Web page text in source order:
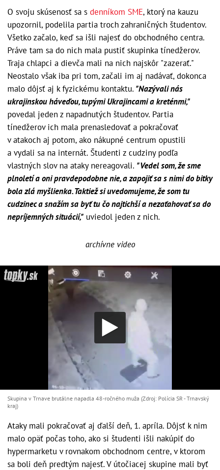
O svoju skúsenosť sa s denníkom SME, ktorý na kauzu
upozornil, podelila partia troch zahraničných študentov.
Všetko začalo, keď sa išli najesť do obchodného centra.
Práve tam sa do nich mala pustiť skupinka tínedžerov.
Traja chlapci a dievča mali na nich najskôr "zazerať."
Neostalo však iba pri tom, začali im aj nadávať, dokonca
malo dôjsť aj k fyzickému kontaktu. "Nazývali nás
ukrajinskou háveďou, tupými Ukrajincami a kreténmi,"
povedal jeden z napadnutých študentov. Partia
tínedžerov ich mala prenasledovať a pokračovať
v atakoch aj potom, ako nákupné centrum opustili
a vydali sa na internát. Študenti z cudziny podľa
vlastných slov na ataky nereagovali. "Vedel som, že sme
plnoletí a oni pravdepodobne nie, a zapojiť sa s nimi do bitky
bola zlá myšlienka. Taktiež si uvedomujeme, že som tu
cudzinec a snažím sa byť tu čo najtichší a nezaťahovať sa do
nepríjemných situácií," uviedol jeden z nich.
archívne video
Skupina v Trnave brutálne napadla 48-ročného muža (Zdroj: Polícia SR - Trnavský
kraj)
Ataky mali pokračovať aj ďalší deň, 1. apríla. Dôjsť k nim
malo opäť počas toho, ako si študenti išli nakúpiť do
hypermarketu v rovnakom obchodnom centre, v ktorom
sa boli deň predtým najesť. V útočiacej skupine mali byť